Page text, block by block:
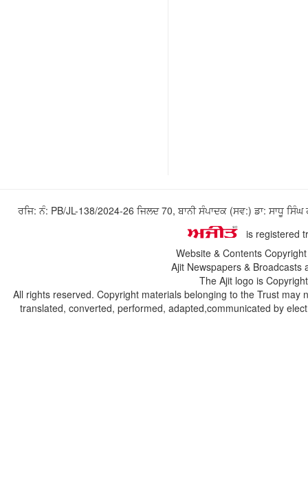
ਰਜਿ: ਨੰ: PB/JL-138/2024-26 ਜਿਲਦ 70, ਬਾਨੀ ਸੰਪਾਦਕ (ਸਵ:) ਡਾ: ਸਾਧੂ
is registered
Website & Contents
Ajit Newspapers &
The Ajit logo is
All rights reserved. Copyright materials belonging to the Trust
translated, converted, performed, adapted,communicated by